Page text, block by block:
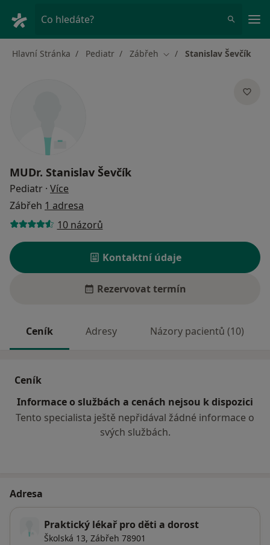
Co hledáte?
Hlavní Stránka Pediatr Zábřeh Změna města
Stanislav Ševčík
MUDr. Stanislav Ševčík
Pediatr · Více
Zábřeh 1 adresa
10 názorů
Kontaktní údaje
Rezervovat termín
Ceník Adresy Názory pacientů (10)
Ceník
Informace o službách a cenách nejsou k dispozici
Tento specialista ještě nepřidával žádné informace o
svých službách.
Adresa
Praktický lékař pro děti a dorost
Školská 13, Zábřeh 78901